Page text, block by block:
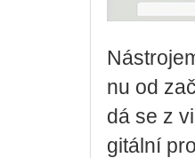
nu od
dá se z
gi­tál­ní